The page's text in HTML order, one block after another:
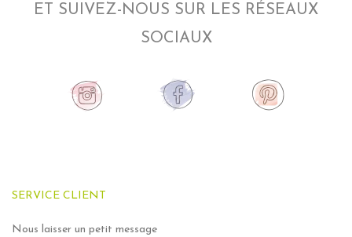
ET SUIVEZ-NOUS SUR LES RÉSEAUX
SOCIAUX
SERVICE CLIENT
Nous laisser un petit message